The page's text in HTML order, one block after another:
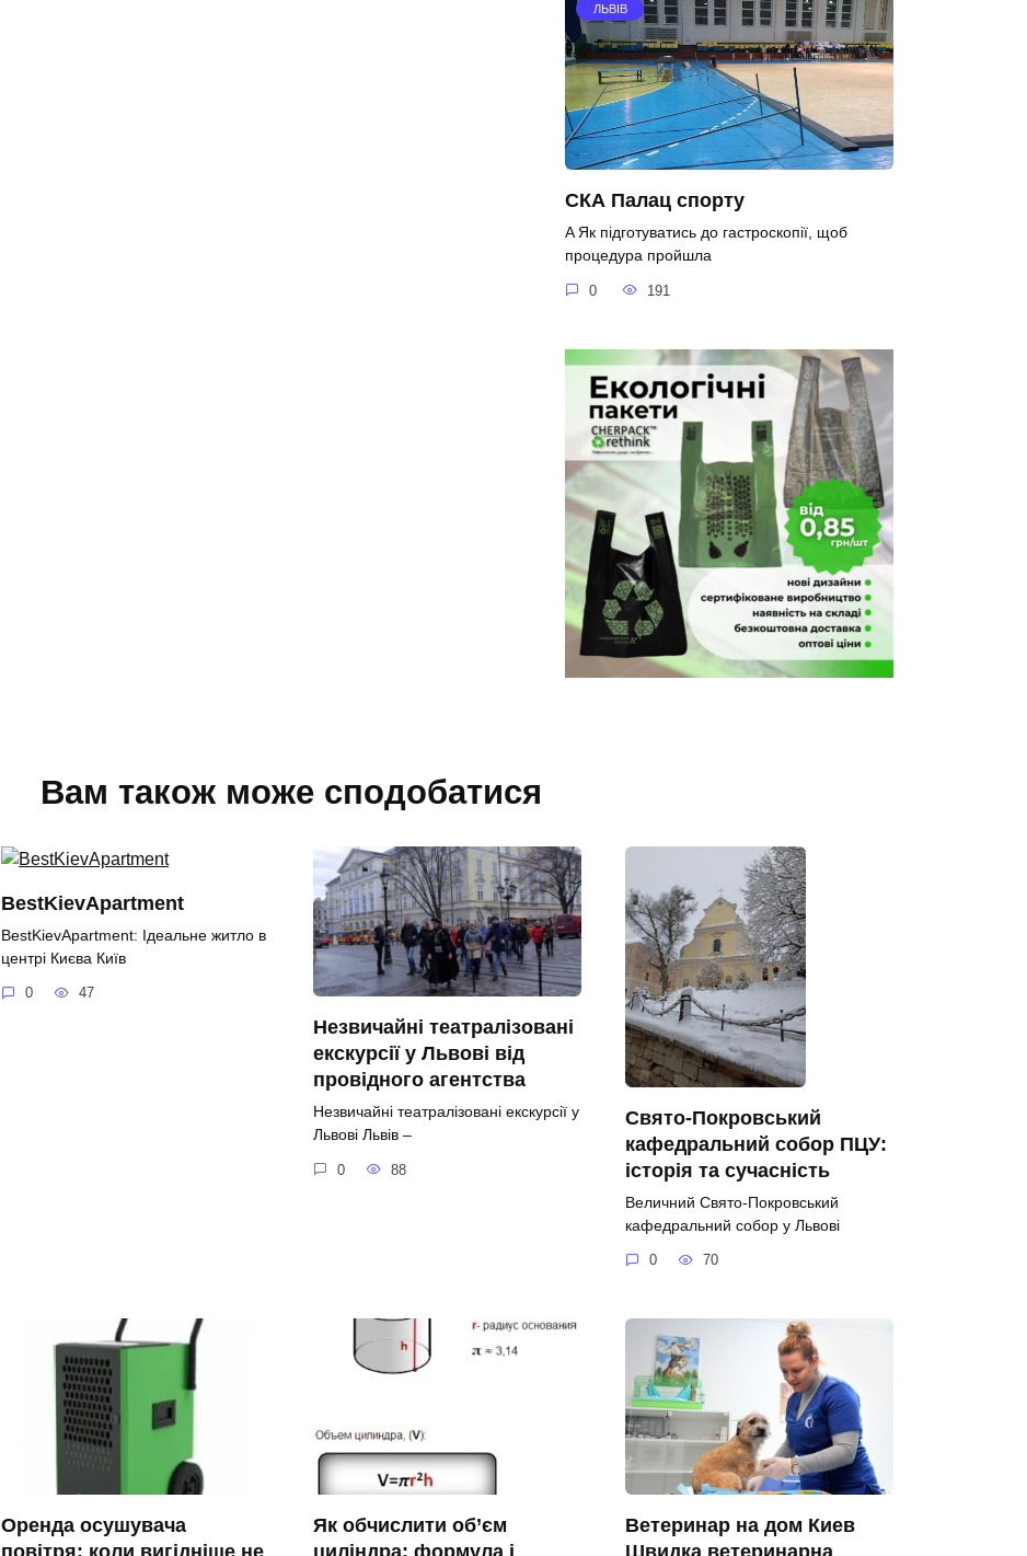
ЛЬВІВ
СКА Палац спорту
A Як підготуватись до гастроскопії, щоб
процедура пройшла
0 191
Вам також може сподобатися
BestKievApartment
BestKievApartment: Ідеальне житло в
центрі Києва Київ
0 47
Незвичайні театралізовані
екскурсії у Львові від
провідного агентства
Незвичайні театралізовані екскурсії у
Львові Львів –
0 88
Свято-Покровський
кафедральний собор ПЦУ:
історія та сучасність
Величний Свято-Покровський
кафедральний собор у Львові
0 70
Оренда осушувача
повітря: коли вигідніше не
Як обчислити об’єм
циліндра: формула і
Ветеринар на дом Киев
Швидка ветеринарна